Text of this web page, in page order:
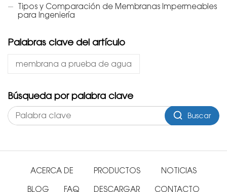
Tipos y Comparación de Membranas Impermeables
para Ingeniería
Palabras clave del artículo
membrana a prueba de agua
Búsqueda por palabra clave
Buscar
ACERCA DE PRODUCTOS NOTICIAS
BLOG FAQ DESCARGAR CONTACTO